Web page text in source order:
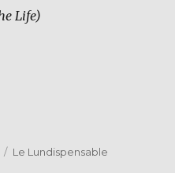
Life)
Catégories
Le Lundispensable